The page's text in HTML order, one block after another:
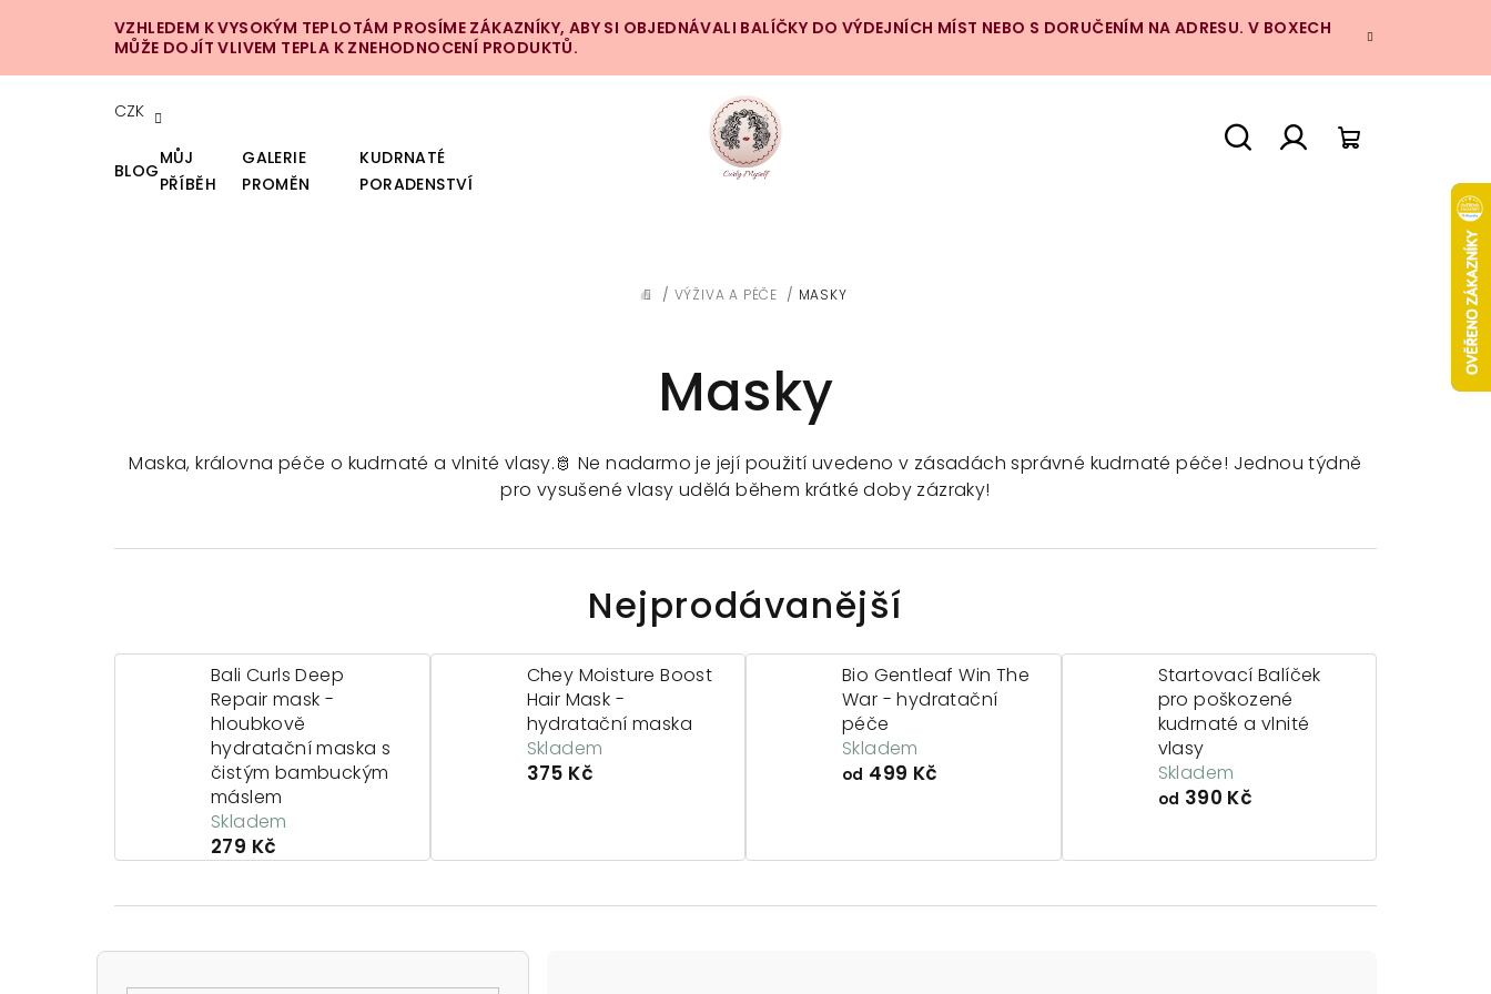
VZHLEDEM K VYSOKÝM TEPLOTÁM PROSÍME ZÁKAZNÍKY, ABY SI OBJEDNÁVALI BALÍČKY DO VÝDEJNÍCH MÍST NEBO S DORUČENÍM NA ADRESU. V BOXECH
MŮŽE DOJÍT VLIVEM TEPLA K ZNEHODNOCENÍ PRODUKTŮ.
CZK
BLOG
MŮJ
PŘÍBĚH
GALERIE
PROMĚN
KUDRNATÉ
PORADENSTVÍ
DOMŮ
/ VÝŽIVA A PÉČE / MASKY
Masky
Maska, královna péče o kudrnaté a vlnité vlasy.🫅 Ne nadarmo je její použití uvedeno v zásadách správné kudrnaté péče! Jednou týdně
pro vysušené vlasy udělá během krátké doby zázraky!
Nejprodávanější
Bali Curls Deep
Repair mask -
hloubkově
hydratační maska s
čistým bambuckým
máslem
Skladem
279 Kč
Chey Moisture Boost
Hair Mask -
hydratační maska
Skladem
375 Kč
Bio Gentleaf Win The
War - hydratační
péče
Skladem
od 499 Kč
Startovací Balíček
pro poškozené
kudrnaté a vlnité
vlasy
Skladem
od 390 Kč
P